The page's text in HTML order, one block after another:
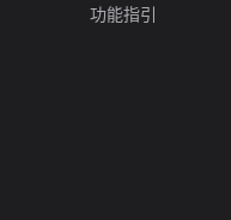
功能指引